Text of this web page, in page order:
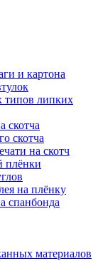
и картона
типов липких
скотча
скотча
на скотч
плёнки
на плёнку
спанбонда
материалов